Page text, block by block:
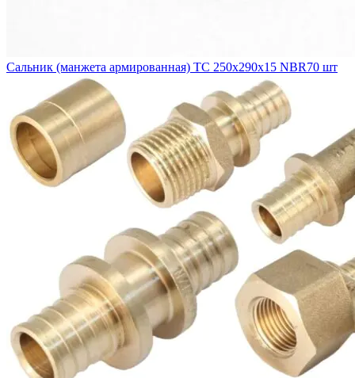
Сальник (манжета армированная) TC 250x290x15 NBR70 шт